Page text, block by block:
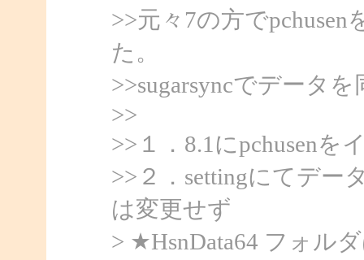
>>元々7の方で
た。
>>sugarsyncでデータ
>>
>>１．8.1にpchusenを
>>２．settingにてデー
は変更せず
> ★HsnData64 フォル